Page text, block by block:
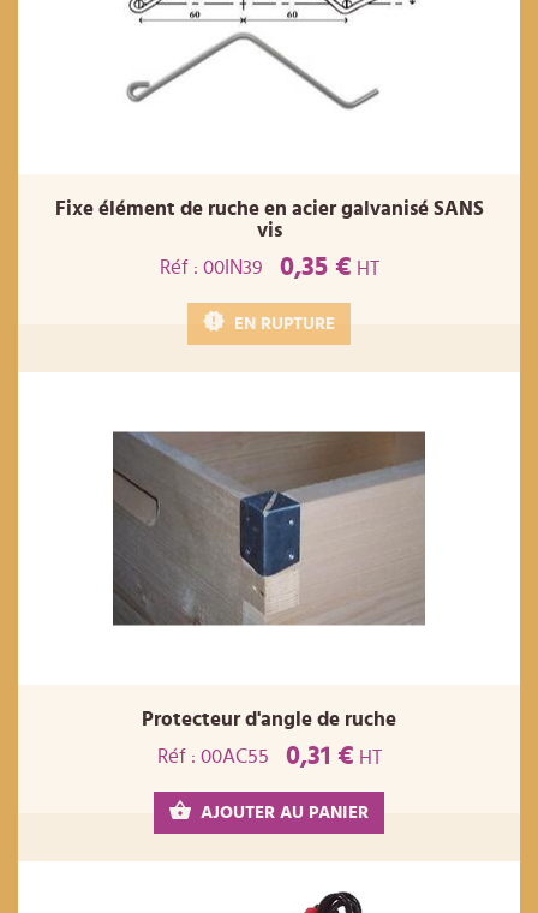
Fixe élément de ruche en acier galvanisé SANS
vis
Réf : 00IN39
0,35 € HT
EN RUPTURE
Protecteur d'angle de ruche
Réf : 00AC55
0,31 € HT
AJOUTER AU PANIER